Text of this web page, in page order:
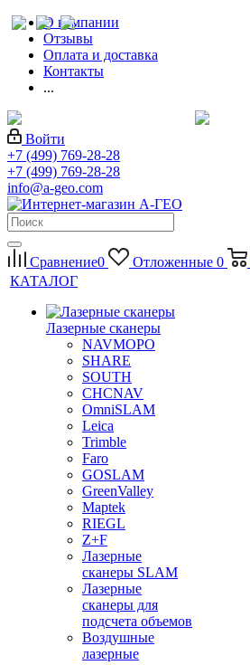
О компании
Отзывы
Оплата и доставка
Контакты
...
Войти
+7 (499) 769-28-28
+7 (499) 769-28-28
info@a-geo.com
Сравнение0 Отложенные 0
КАТАЛОГ
Лазерные сканеры
NAVMOPO
SHARE
SOUTH
CHCNAV
OmniSLAM
Leica
Trimble
Faro
GOSLAM
GreenValley
Maptek
RIEGL
Z+F
Лазерные
сканеры SLAM
Лазерные
сканеры для
подсчета объемов
Воздушные
лазерные